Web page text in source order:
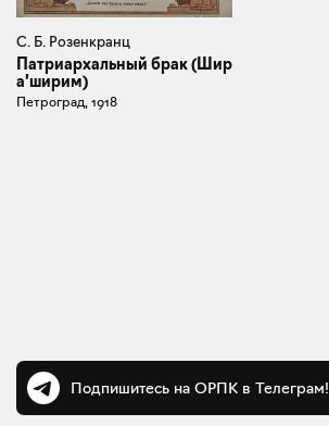
С. Б. Розенкранц
Патриархальный брак (Шир
а’ширим)
Петроград, 1918
Подпишитесь на ОРПК в Телеграм!